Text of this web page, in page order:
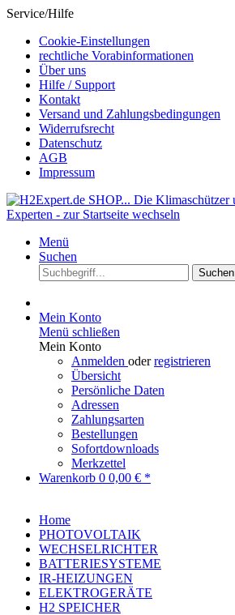
Service/Hilfe
Cookie-Einstellungen
rechtliche Vorabinformationen
Über uns
Hilfe / Support
Kontakt
Versand und Zahlungsbedingungen
Widerrufsrecht
Datenschutz
AGB
Impressum
Menü
Suchen
Suchen
Mein Konto
Menü schließen
Mein Konto
Anmelden oderregistrieren
Übersicht
Persönliche Daten
Adressen
Zahlungsarten
Bestellungen
Sofortdownloads
Merkzettel
Warenkorb 0 0,00 € *
Home
PHOTOVOLTAIK
WECHSELRICHTER
BATTERIESYSTEME
IR-HEIZUNGEN
ELEKTROGERÄTE
H2 SPEICHER